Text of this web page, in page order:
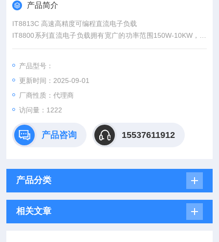
产品简介
IT8813C 高速高精度可编程直流电子负载
IT8800系列直流电子负载拥有宽广的功率范围150W-10KW，电
压电流测量速度均达到50KHz，测试分辨率可达0.1mV/0.01m
SB通讯接口，参数指标好，产品稳定性高，应用行业宽泛，能满
足各种测试需求，目前已经应用于多种要求苛刻的测试场所。
产品型号：
更新时间：2025-09-01
厂商性质：代理商
访问量：1222
产品咨询 15537611912
产品分类
相关文章